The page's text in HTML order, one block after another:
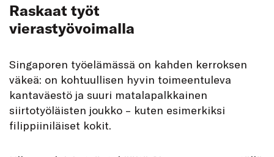
Raskaat työt
vierastyövoimalla
Singaporen työelämässä on kahden kerroksen
väkeä: on kohtuullisen hyvin toimeentuleva
kantaväestö ja suuri matalapalkkainen
siirtotyöläisten joukko – kuten esimerkiksi
filippiiniläiset kokit.